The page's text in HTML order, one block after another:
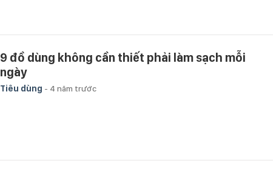
9 đồ dùng không cần thiết phải làm sạch mỗi
ngày
Tiêu dùng - 4 năm trước